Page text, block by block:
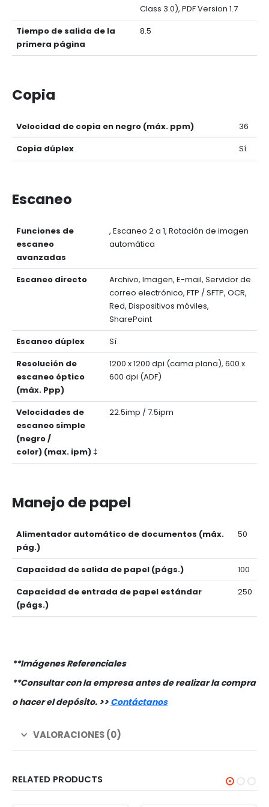
Class 3.0), PDF Version 1.7
Tiempo de salida de la
primera página
8.5
Copia
Velocidad de copia en negro (máx. ppm)
36
Copia dúplex
Sí
Escaneo
Funciones de
escaneo
avanzadas
, Escaneo 2 a 1, Rotación de imagen
automática
Escaneo directo
Archivo, Imagen, E-mail, Servidor de
correo electrónico, FTP / SFTP, OCR,
Red, Dispositivos móviles,
SharePoint
Escaneo dúplex
Sí
Resolución de
escaneo óptico
(máx. Ppp)
1200 x 1200 dpi (cama plana), 600 x
600 dpi (ADF)
Velocidades de
escaneo simple
(negro /
color) (max. ipm) ‡
22.5imp / 7.5ipm
Manejo de papel
Alimentador automático de documentos (máx.
pág.)
50
Capacidad de salida de papel (págs.)
100
Capacidad de entrada de papel estándar
(págs.)
250
**Imágenes Referenciales
**Consultar con la empresa antes de realizar la compra
o hacer el depósito. >> Contáctanos
VALORACIONES (0)
RELATED PRODUCTS